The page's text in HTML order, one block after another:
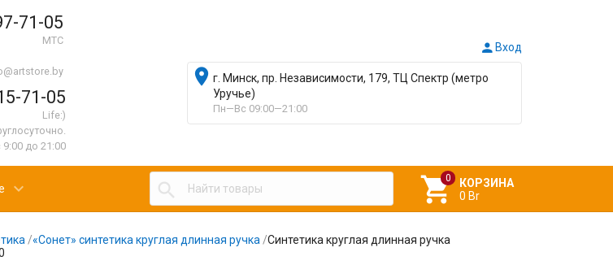
71-05
МТС
71-05
Life:)
до 21:00
Вход
г. Минск, пр. Независимости, 179, ТЦ Спектр (метро
Уручье)
Пн—Вс 09:00—21:00
 
КОРЗИНА
0 Br
/«Сонет» синтетика круглая длинная ручка /Синтетика круглая длинная ручка